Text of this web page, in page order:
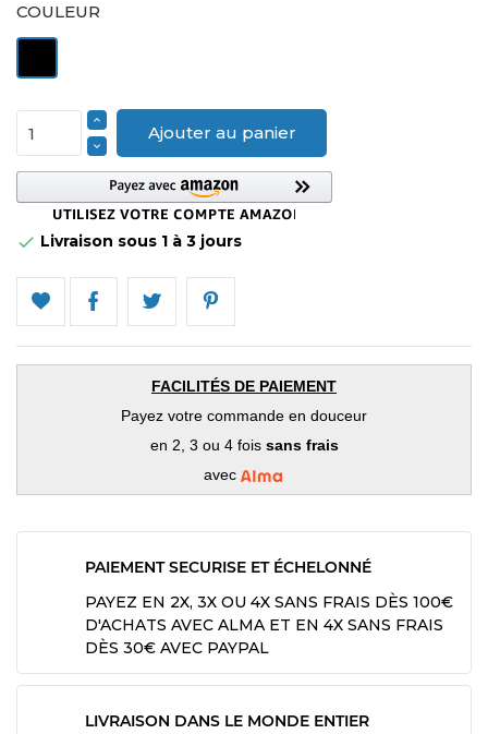
COULEUR
Ajouter au panier
 Livraison sous 1 à 3 jours
FACILITÉS DE PAIEMENT
Payez votre commande en douceur
en 2, 3 ou 4 fois sans frais
avec
PAIEMENT SECURISE ET ÉCHELONNÉ
PAYEZ EN 2X, 3X OU 4X SANS FRAIS DÈS 100€
D'ACHATS AVEC ALMA ET EN 4X SANS FRAIS
DÈS 30€ AVEC PAYPAL
LIVRAISON DANS LE MONDE ENTIER